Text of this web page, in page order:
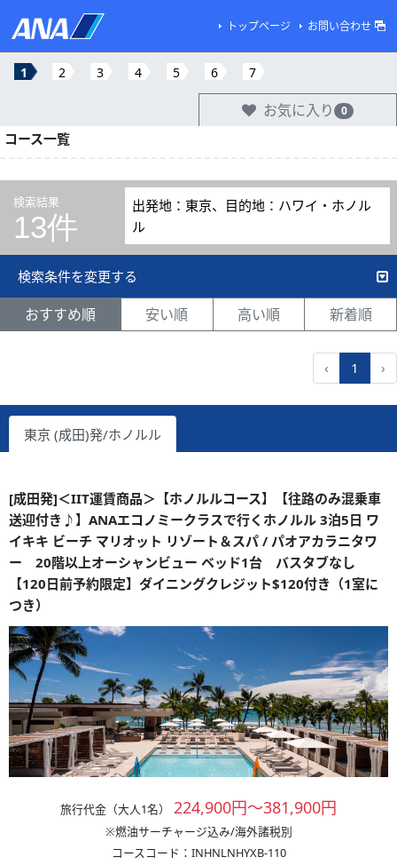
トップページ お問い合わせ
1 2 3 4 5 6 7
お気に入り 0
コース一覧
検索結果
13件
出発地：東京、目的地：ハワイ・ホノル
ル
検索条件を変更する
おすすめ順 安い順 高い順 新着順
‹ 1 ›
東京 (成田)発/ホノルル
[成田発]＜IIT運賃商品＞【ホノルルコース】【往路のみ混乗車
送迎付き♪】ANAエコノミークラスで行くホノルル 3泊5日 ワ
イキキ ビーチ マリオット リゾート＆スパ / パオアカラニタワ
ー 20階以上オーシャンビュー ベッド1台 バスタブなし
【120日前予約限定】ダイニングクレジット$120付き（1室に
つき）
旅行代金（大人1名） 224,900円～381,900円
※燃油サーチャージ込み/海外諸税別
コースコード：INHNLNHYXB-110